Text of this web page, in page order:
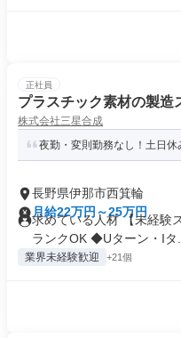
正社員
プラスチック素材の製造
株式会社三星合成
夜勤・変則勤務なし！土日
長野県伊那市西箕輪
月給22万円～25万円
求めている人材 【未経験
ランクOK ◆Uターン・Iタ...
業界未経験歓迎 +21個